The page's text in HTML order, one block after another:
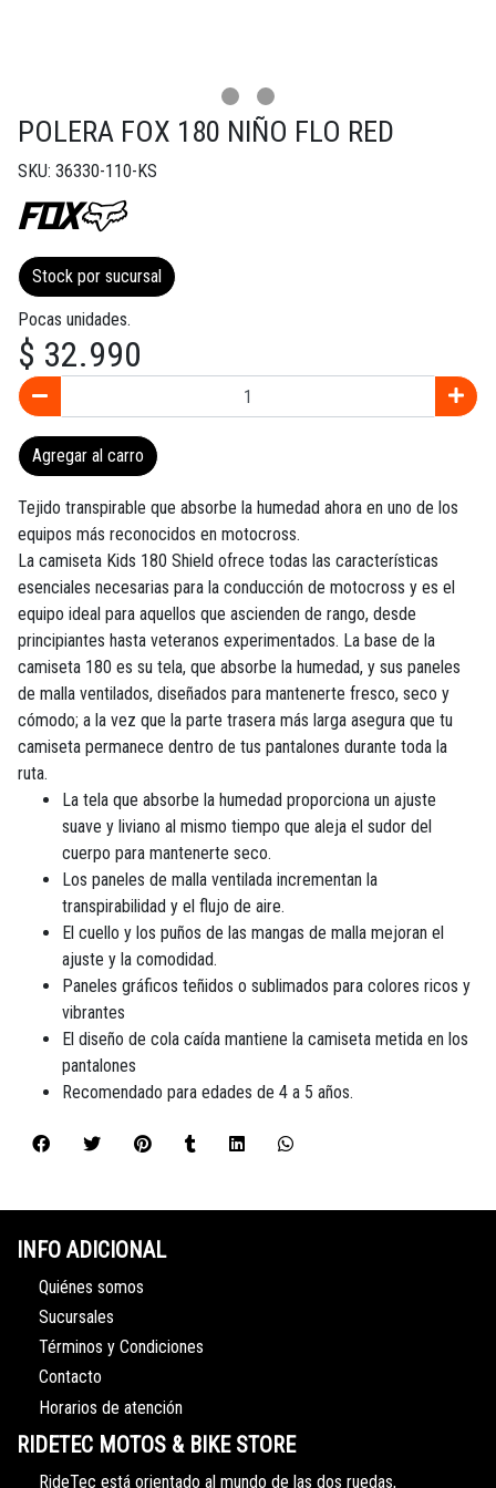
POLERA FOX 180 NIÑO FLO RED
SKU: 36330-110-KS
Stock por sucursal
Pocas unidades.
$ 32.990
Agregar al carro
Tejido transpirable que absorbe la humedad ahora en uno de los
equipos más reconocidos en motocross.
La camiseta Kids 180 Shield ofrece todas las características
esenciales necesarias para la conducción de motocross y es el
equipo ideal para aquellos que ascienden de rango, desde
principiantes hasta veteranos experimentados. La base de la
camiseta 180 es su tela, que absorbe la humedad, y sus paneles
de malla ventilados, diseñados para mantenerte fresco, seco y
cómodo; a la vez que la parte trasera más larga asegura que tu
camiseta permanece dentro de tus pantalones durante toda la
ruta.
La tela que absorbe la humedad proporciona un ajuste
suave y liviano al mismo tiempo que aleja el sudor del
cuerpo para mantenerte seco.
Los paneles de malla ventilada incrementan la
transpirabilidad y el flujo de aire.
El cuello y los puños de las mangas de malla mejoran el
ajuste y la comodidad.
Paneles gráficos teñidos o sublimados para colores ricos y
vibrantes
El diseño de cola caída mantiene la camiseta metida en los
pantalones
Recomendado para edades de 4 a 5 años.
INFO ADICIONAL
Quiénes somos
Sucursales
Términos y Condiciones
Contacto
Horarios de atención
RIDETEC MOTOS & BIKE STORE
RideTec está orientado al mundo de las dos ruedas,